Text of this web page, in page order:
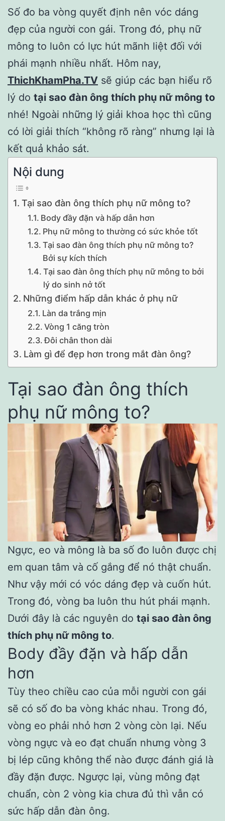
Số đo ba vòng quyết định nên vóc dáng
đẹp của người con gái. Trong đó, phụ nữ
mông to luôn có lực hút mãnh liệt đối với
phái mạnh nhiều nhất. Hôm nay,
ThichKhamPha.TV sẽ giúp các bạn hiểu rõ
lý do tại sao đàn ông thích phụ nữ mông to
nhé! Ngoài những lý giải khoa học thì cũng
có lời giải thích “không rõ ràng” nhưng lại là
kết quả khảo sát.
Nội dung
Tại sao đàn ông thích phụ nữ mông to?
Body đầy đặn và hấp dẫn hơn
Phụ nữ mông to thường có sức khỏe tốt
Tại sao đàn ông thích phụ nữ mông to?
Bởi sự kích thích
Tại sao đàn ông thích phụ nữ mông to bởi
lý do sinh nở tốt
Những điểm hấp dẫn khác ở phụ nữ
Làn da trắng mịn
Vòng 1 căng tròn
Đôi chân thon dài
Làm gì để đẹp hơn trong mắt đàn ông?
Tại sao đàn ông thích
phụ nữ mông to?
Ngực, eo và mông là ba số đo luôn được chị
em quan tâm và cố gắng để nó thật chuẩn.
Như vậy mới có vóc dáng đẹp và cuốn hút.
Trong đó, vòng ba luôn thu hút phái mạnh.
Dưới đây là các nguyên do tại sao đàn ông
thích phụ nữ mông to.
Body đầy đặn và hấp dẫn
hơn
Tùy theo chiều cao của mỗi người con gái
sẽ có số đo ba vòng khác nhau. Trong đó,
vòng eo phải nhỏ hơn 2 vòng còn lại. Nếu
vòng ngực và eo đạt chuẩn nhưng vòng 3
bị lép cũng không thể nào được đánh giá là
đầy đặn được. Ngược lại, vùng mông đạt
chuẩn, còn 2 vòng kia chưa đủ thì vẫn có
sức hấp dẫn đàn ông.